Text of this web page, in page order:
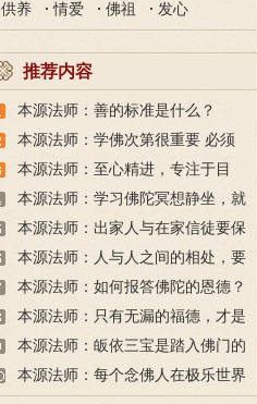
供养
情爱 佛祖 发心
推荐内容
本源法师：善的标准是什么？
本源法师：学佛次第很重要 必须
注重闻思修！
本源法师：至心精进，专注于目
标，成功自然水到渠成
本源法师：学习佛陀冥想静坐，就
可以悟道成佛吗？
本源法师：出家人与在家信徒要保
持距离，才能更好地度化众生
本源法师：人与人之间的相处，要
保持一定的距离
本源法师：如何报答佛陀的恩德？
依教奉行就是对佛最好的报恩
本源法师：只有无漏的福德，才是
真正的功德
本源法师：皈依三宝是踏入佛门的
第一步
本源法师：每个念佛人在极乐世界